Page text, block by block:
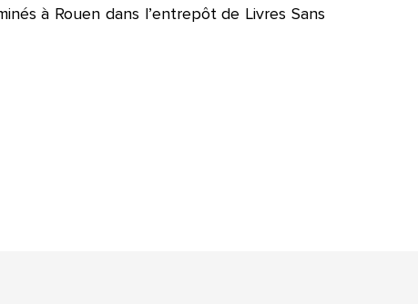
à Rouen dans l’entrepôt de Livres Sans